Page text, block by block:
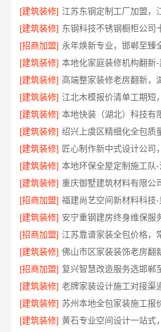
[建筑装修]
[建筑装修]
[招商加盟]
[建筑装修]
[建筑装修]
[建筑装修]
[建筑装修]
[建筑装修]
[建筑装修] 匠心制作新中式设计公司
[建筑装修] 本地环保全屋定制施工队
[建筑装修] 重庆御墅建筑材料有限公
[招商加盟]
[建筑装修]
[招商加盟]
[建筑装修]
[招商加盟] 复兴智慧改造服务选邯郸
[建筑装修]
[建筑装修]
[建筑装修]